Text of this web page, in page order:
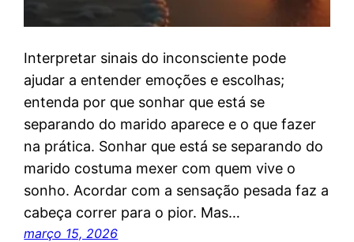
Interpretar sinais do inconsciente pode
ajudar a entender emoções e escolhas;
entenda por que sonhar que está se
separando do marido aparece e o que fazer
na prática. Sonhar que está se separando do
marido costuma mexer com quem vive o
sonho. Acordar com a sensação pesada faz a
cabeça correr para o pior. Mas…
março 15, 2026